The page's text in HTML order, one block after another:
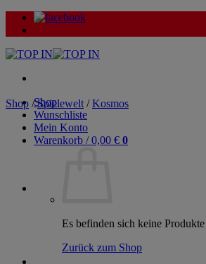
Zum
Inhalt
Shop
Wunschliste
Mein Konto
Warenkorb /0,00 € 0
Es befinden sich keine
Zurück zum Shop
Shop / Spielewelt / Kosmos